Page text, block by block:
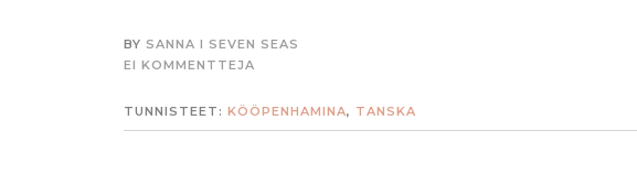
BY SANNA I SEVEN SEAS
EI KOMMENTTEJA
TUNNISTEET: KÖÖPENHAMINA, TANSKA